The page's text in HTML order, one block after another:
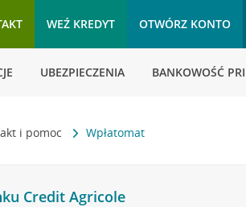
WEŹ KREDYT OTWÓRZ KONTO
UBEZPIECZENIA BANKOWOŚĆ
i pomoc Wpłatomat
Credit Agricole